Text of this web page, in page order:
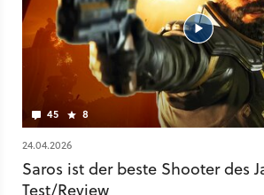
45 8
24.04.2026
Saros ist der beste Shooter des
Test/Review